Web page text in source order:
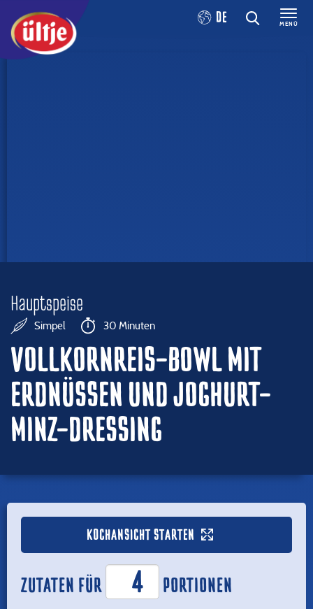
DE MENÜ
Hauptspeise
Simpel 30 Minuten
VOLLKORNREIS-BOWL MIT
ERDNÜSSEN UND JOGHURT-
MINZ-DRESSING
KOCHANSICHT STARTEN
ZUTATEN FÜR PORTIONEN